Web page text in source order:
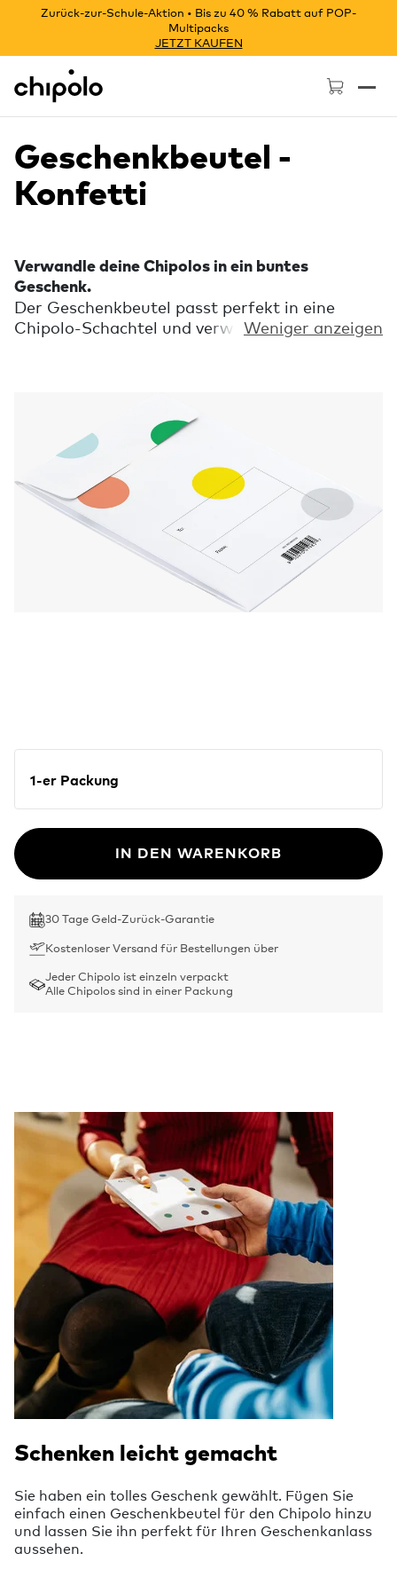
Zurück-zur-Schule-Aktion • Bis zu 40 % Rabatt auf POP-
Multipacks
JETZT KAUFEN
Chipolo - Home page
Geschenkbeutel -
Konfetti
Verwandle deine Chipolos in ein buntes
Geschenk.
Der Geschenkbeutel passt perfekt in eine
Chipolo-Schachtel und verwandelt dein
vervollständige sie mit einer kurzen
persönlichen Nachricht auf dem Beutel. Jeder
Beutel ist aus Papier und kann nur eine
Chipolo-Schachtel aufnehmen.
Weniger anzeigen
1-er Packung
IN DEN WARENKORB
30 Tage Geld-Zurück-Garantie
Kostenloser Versand für Bestellungen über
Jeder Chipolo ist einzeln verpackt
Alle Chipolos sind in einer Packung
Schenken leicht gemacht
Sie haben ein tolles Geschenk gewählt. Fügen Sie
einfach einen Geschenkbeutel für den Chipolo hinzu
und lassen Sie ihn perfekt für Ihren Geschenkanlass
aussehen.